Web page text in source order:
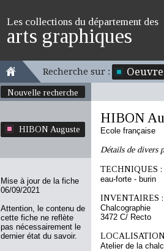
Les collections du département des
arts graphiques
Recherche sur :
Nouvelle recherche
HIBON Auguste
Mise à jour de la fiche
06/09/2021
Attention, le contenu de
cette fiche ne reflète
pas nécessairement le
dernier état du savoir.
HIBON
Ecole française
Détails de divers
TECHNIQUES :
eau-forte - burin
INVENTAIRES :
Chalcographie
3472 C/ Recto
Atelier de la